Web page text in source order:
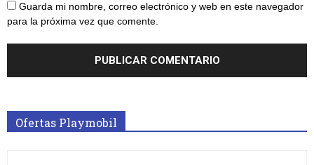
Guarda mi nombre, correo electrónico y web en este navegador
para la próxima vez que comente.
Ofertas Playmobil